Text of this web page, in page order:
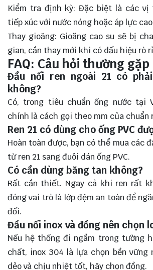
Kiểm tra định kỳ: Đặc biệt là các vị
tiếp xúc với nước nóng hoặc áp lực
Thay gioăng: Gioăng cao su sẽ bị
gian, cần thay mới khi có dấu hiệu rò
FAQ: Câu hỏi thường gặp
Đầu nối ren ngoài 21 có
không?
Có, trong tiêu chuẩn ống nước tại
chính là cách gọi theo mm của chuẩn
Ren 21 có dùng cho ống PVC
Hoàn toàn được, bạn có thể mua các
từ ren 21 sang đuôi dán ống PVC.
Có cần dùng băng tan không?
Rất cần thiết. Ngay cả khi ren rất
đóng vai trò là lớp đệm an toàn để
đối.
Đầu nối inox và đồng nên chọn
Nếu hệ thống đi ngầm trong tường
chất, inox 304 là lựa chọn bền vững
dẻo và chịu nhiệt tốt, hãy chọn đồng.